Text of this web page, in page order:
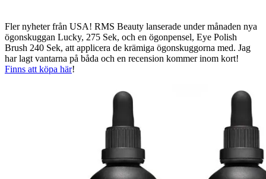
Fler nyheter från USA! RMS Beauty lanserade under månaden nya
ögonskuggan Lucky, 275 Sek, och en ögonpensel, Eye Polish
Brush 240 Sek, att applicera de krämiga ögonskuggorna med. Jag
har lagt vantarna på båda och en recension kommer inom kort!
Finns att köpa här!